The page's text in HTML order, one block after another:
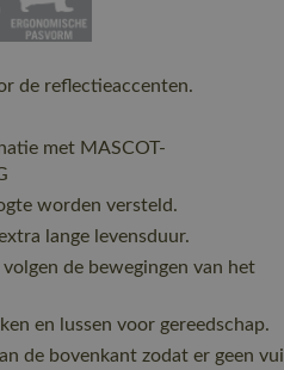
de reflectieaccenten.
met MASCOT-
worden versteld.
lange levensduur.
de bewegingen van het
en lussen voor gereedschap.
de bovenkant zodat er geen vuil